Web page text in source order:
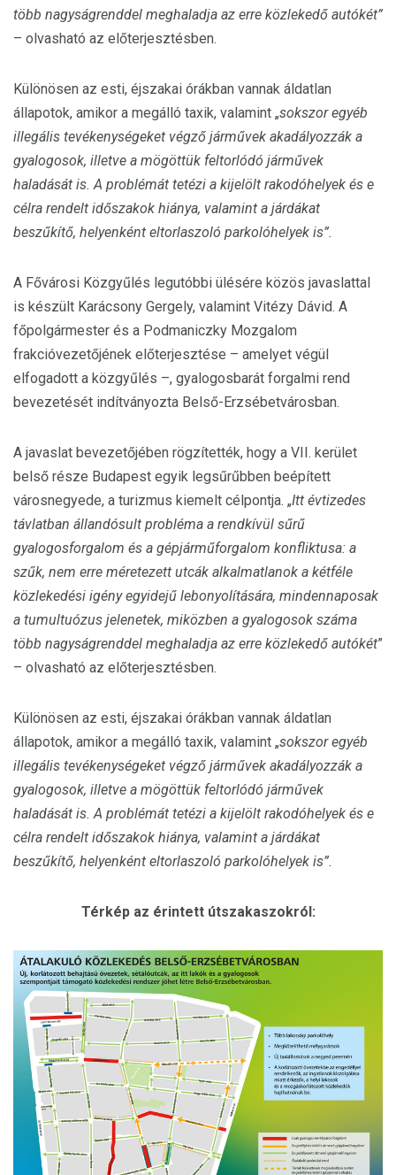
több nagyságrenddel meghaladja az erre közlekedő autókét”
– olvasható az előterjesztésben.
Különösen az esti, éjszakai órákban vannak áldatlan
állapotok, amikor a megálló taxik, valamint „sokszor egyéb
illegális tevékenységeket végző járművek akadályozzák a
gyalogosok, illetve a mögöttük feltorlódó járművek
haladását is. A problémát tetézi a kijelölt rakodóhelyek és e
célra rendelt időszakok hiánya, valamint a járdákat
beszűkítő, helyenként eltorlaszoló parkolóhelyek is”.
A Fővárosi Közgyűlés legutóbbi ülésére közös javaslattal
is készült Karácsony Gergely, valamint Vitézy Dávid. A
főpolgármester és a Podmaniczky Mozgalom
frakcióvezetőjének előterjesztése – amelyet végül
elfogadott a közgyűlés –, gyalogosbarát forgalmi rend
bevezetését indítványozta Belső-Erzsébetvárosban.
A javaslat bevezetőjében rögzítették, hogy a VII. kerület
belső része Budapest egyik legsűrűbben beépített
városnegyede, a turizmus kiemelt célpontja. „Itt évtizedes
távlatban állandósult probléma a rendkívül sűrű
gyalogosforgalom és a gépjárműforgalom konfliktusa: a
szűk, nem erre méretezett utcák alkalmatlanok a kétféle
közlekedési igény egyidejű lebonyolítására, mindennaposak
a tumultuózus jelenetek, miközben a gyalogosok száma
több nagyságrenddel meghaladja az erre közlekedő autókét”
– olvasható az előterjesztésben.
Különösen az esti, éjszakai órákban vannak áldatlan
állapotok, amikor a megálló taxik, valamint „sokszor egyéb
illegális tevékenységeket végző járművek akadályozzák a
gyalogosok, illetve a mögöttük feltorlódó járművek
haladását is. A problémát tetézi a kijelölt rakodóhelyek és e
célra rendelt időszakok hiánya, valamint a járdákat
beszűkítő, helyenként eltorlaszoló parkolóhelyek is”.
Térkép az érintett útszakaszokról: